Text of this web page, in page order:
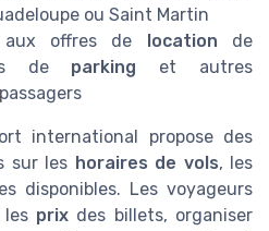
ou Saint Martin
offres de location de
de parking et autres
international propose des
sur les horaires de vols, les
disponibles. Les voyageurs
les prix des billets, organiser